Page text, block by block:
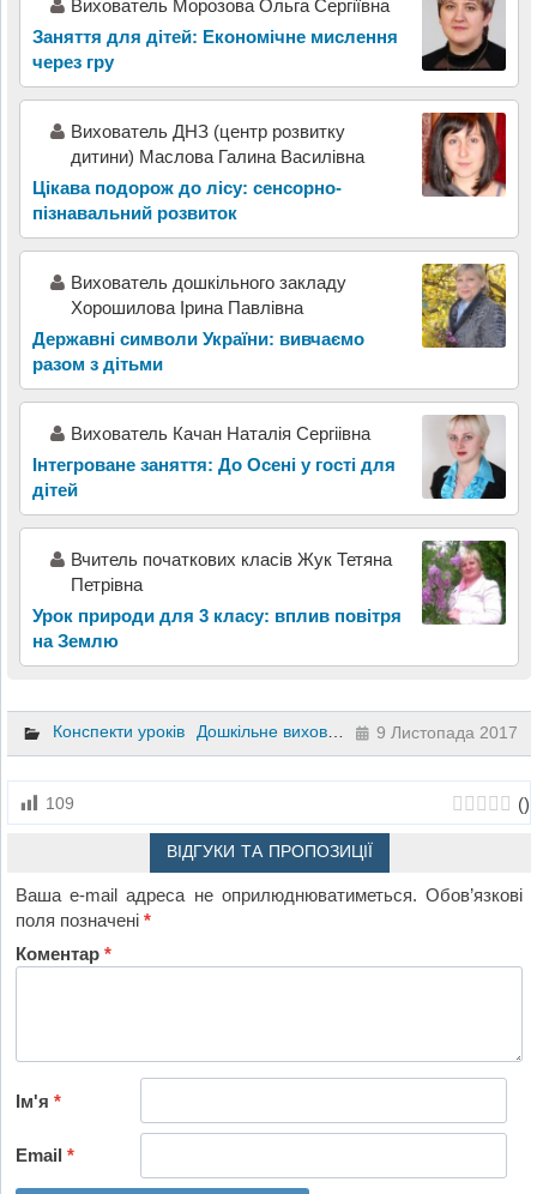
Вихователь Морозова Ольга Сергіївна
Заняття для дітей: Економічне мислення
через гру
Вихователь ДНЗ (центр розвитку
дитини) Маслова Галина Василівна
Цікава подорож до лісу: сенсорно-
пізнавальний розвиток
Вихователь дошкільного закладу
Хорошилова Ірина Павлівна
Державні символи України: вивчаємо
разом з дітьми
Вихователь Качан Наталія Сергіівна
Інтегроване заняття: До Осені у гості для
дітей
Вчитель початкових класів Жук Тетяна
Петрівна
Урок природи для 3 класу: вплив повітря
на Землю
Конспекти уроків Дошкільне виховання 9 Листопада 2017
109 ()
ВІДГУКИ ТА ПРОПОЗИЦІЇ
Ваша e-mail адреса не оприлюднюватиметься. Обов’язкові
поля позначені*
Коментар*
Ім'я*
Email*